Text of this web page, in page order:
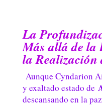
La
Más allá de
la Realización
Aunque Cyndarion
y exaltado estado de
descansando en la